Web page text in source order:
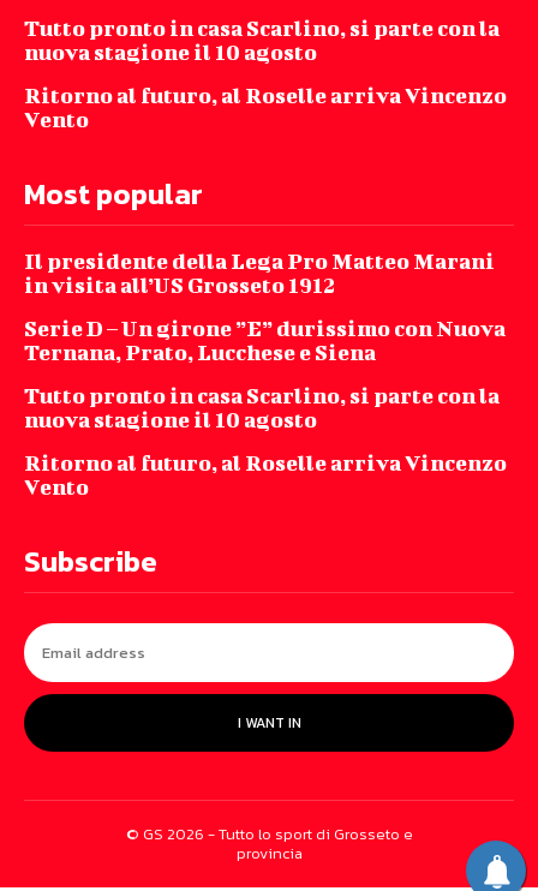
Tutto pronto in casa Scarlino, si parte con la
nuova stagione il 10 agosto
Ritorno al futuro, al Roselle arriva Vincenzo
Vento
Most popular
Il presidente della Lega Pro Matteo Marani
in visita all’US Grosseto 1912
Serie D – Un girone ”E” durissimo con Nuova
Ternana, Prato, Lucchese e Siena
Tutto pronto in casa Scarlino, si parte con la
nuova stagione il 10 agosto
Ritorno al futuro, al Roselle arriva Vincenzo
Vento
Subscribe
I WANT IN
© GS 2026 - Tutto lo sport di Grosseto e
provincia